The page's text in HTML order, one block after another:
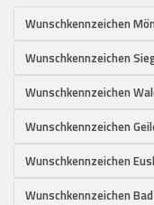
Wunschkennzeichen
Wunschkennzeichen
Wunschkennzeichen
Wunschkennzeichen
Wunschkennzeichen
Wunschkennzeichen